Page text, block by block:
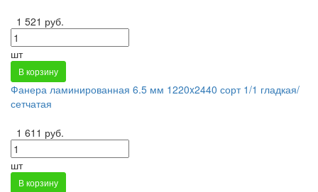
1 521 руб.
шт
В корзину
Фанера ламинированная 6.5 мм 1220x2440 сорт 1/1 гладкая/
сетчатая
1 611 руб.
шт
В корзину